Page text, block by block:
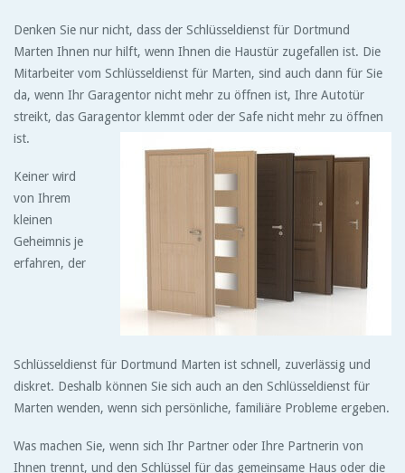
Denken Sie nur nicht, dass der Schlüsseldienst für Dortmund
Marten Ihnen nur hilft, wenn Ihnen die Haustür zugefallen ist. Die
Mitarbeiter vom Schlüsseldienst für Marten, sind auch dann für Sie
da, wenn Ihr Garagentor nicht mehr zu öffnen ist, Ihre Autotür
streikt, das Garagentor klemmt oder der Safe nicht mehr zu öffnen
ist.
Keiner wird
von Ihrem
kleinen
Geheimnis je
erfahren, der
Schlüsseldienst für Dortmund Marten ist schnell, zuverlässig und
diskret. Deshalb können Sie sich auch an den Schlüsseldienst für
Marten wenden, wenn sich persönliche, familiäre Probleme ergeben.
Was machen Sie, wenn sich Ihr Partner oder Ihre Partnerin von
Ihnen trennt, und den Schlüssel für das gemeinsame Haus oder die